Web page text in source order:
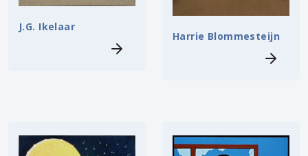
J.G. Ikelaar
Harrie Blommesteijn